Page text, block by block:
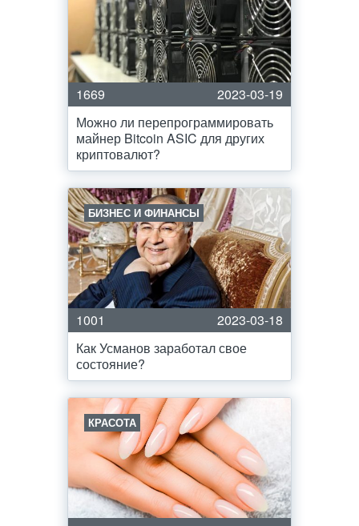
1669
2023-03-19
Можно ли перепрограммировать
майнер Bitcoin ASIC для других
криптовалют?
БИЗНЕС И ФИНАНСЫ
1001
2023-03-18
Как Усманов заработал свое
состояние?
КРАСОТА